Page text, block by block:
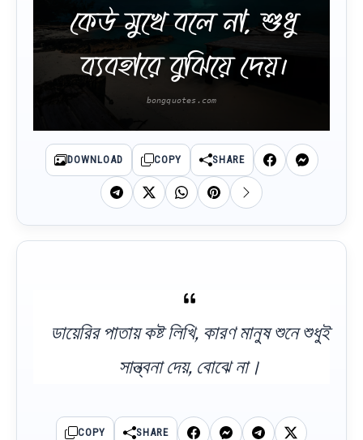
কেউ মুখে বলে না, শুধু
ব্যবহারে বুঝিয়ে দেয়।
DOWNLOAD COPY SHARE
ডায়েরির পাতায় কষ্ট লিখি, কারণ মানুষ শুনে শুধুই
সান্ত্বনা দেয়, বোঝে না।
COPY SHARE